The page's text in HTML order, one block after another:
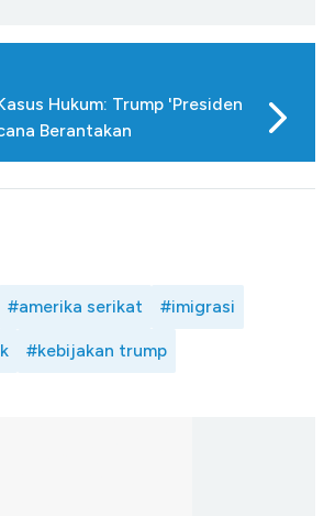
Hukum: Trump 'Presiden
Berantakan
#amerika serikat #imigrasi
#kebijakan trump